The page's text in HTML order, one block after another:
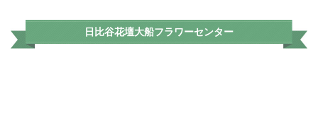
日比谷花壇大船フラワーセンター